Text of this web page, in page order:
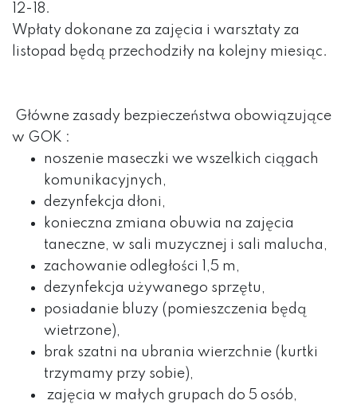
12-18.
Wpłaty dokonane za zajęcia i warsztaty za
listopad będą przechodziły na kolejny miesiąc.
Główne zasady bezpieczeństwa obowiązujące
w GOK :
noszenie maseczki we wszelkich ciągach
komunikacyjnych,
dezynfekcja dłoni,
konieczna zmiana obuwia na zajęcia
taneczne, w sali muzycznej i sali malucha,
zachowanie odległości 1,5 m,
dezynfekcja używanego sprzętu,
posiadanie bluzy (pomieszczenia będą
wietrzone),
brak szatni na ubrania wierzchnie (kurtki
trzymamy przy sobie),
zajęcia w małych grupach do 5 osób,